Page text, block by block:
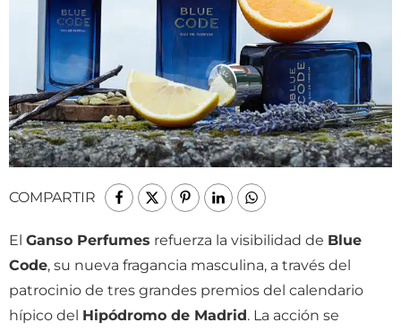
COMPARTIR
El Ganso Perfumes refuerza la visibilidad de Blue
Code, su nueva fragancia masculina, a través del
patrocinio de tres grandes premios del calendario
hípico del Hipódromo de Madrid. La acción se